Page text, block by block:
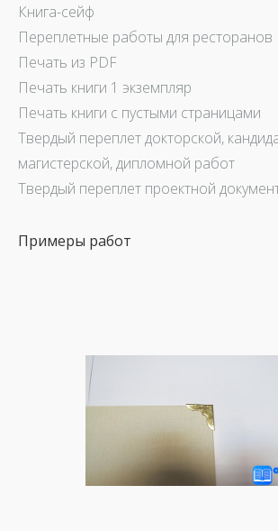
Книга-сейф
Переплетные работы для ресторанов
Печать из PDF
Печать книги 1 экземпляр
Печать книги с пустыми страницами
Твердый переплет докторской,
магистерской, дипломной работ
Твердый переплет проектной
Примеры работ